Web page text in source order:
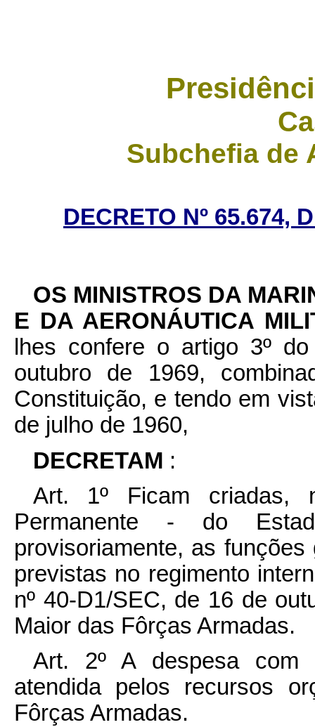
Subchefia de
DECRETO Nº 65.674,
OS MINISTROS DA
E DA AERONÁUTICA
lhes confere o artigo 3º
outubro de 1969,
Constituição, e tendo em
de julho de 1960,
DECRETAM :
Art. 1º Ficam criadas,
Permanente - do
provisoriamente, as
previstas no regimento
nº 40-D1/SEC, de 16 de
Maior das Fôrças Armadas.
Art. 2º A despesa com
atendida pelos recursos
Fôrças Armadas.